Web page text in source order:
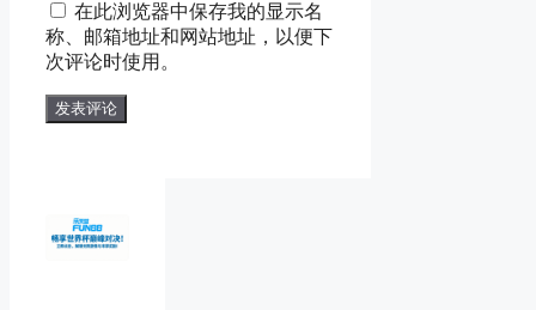
箱
地
址
地
址
在此浏览器中保存我的显示名
称、邮箱地址和网站地址，以便下
次评论时使用。